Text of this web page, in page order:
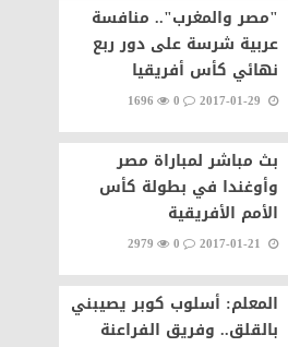
"مصر والمغرب".. منافسة
عربية شرسة على دور ربع
نهائي كأس أفريقيا
0
1696
بث مباشر لمباراة مصر
وأوغندا في بطولة كأس
الأمم الأفريقية
0
2979
المعلم: أسلوب كوبر يصيبني
بالقلق.. وفريق الفراعنة